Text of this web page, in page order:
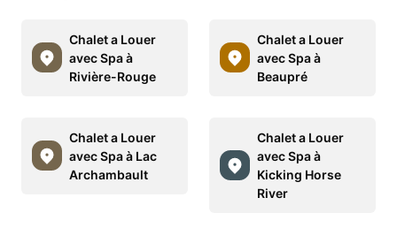
Chalet a Louer
avec Spa à
Rivière-Rouge
Chalet a Louer
avec Spa à
Beaupré
Chalet a Louer
avec Spa à Lac
Archambault
Chalet a Louer
avec Spa à
Kicking Horse
River